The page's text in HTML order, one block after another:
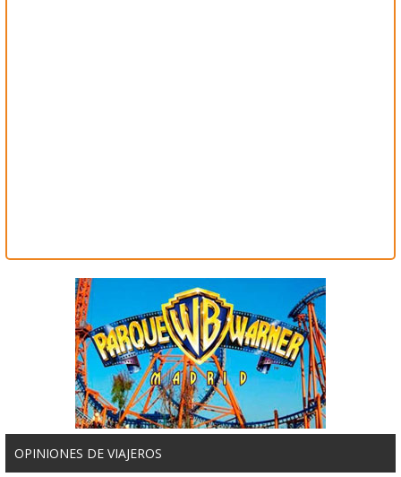
OPINIONES DE VIAJEROS